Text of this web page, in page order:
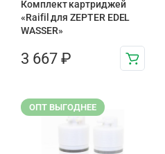
Комплект картриджей
«Raifil для ZEPTER EDEL
WASSER»
3 667 ₽
ОПТ ВЫГОДНЕЕ